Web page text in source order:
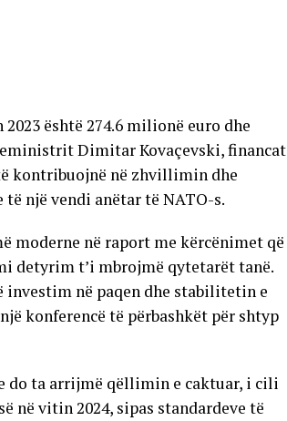
është 274.6 milionë euro dhe
Dimitar Kovaçevski, financat
kontribuojnë në zhvillimin dhe
një vendi anëtar të NATO-s.
në raport me kërcënimet që
detyrim t’i mbrojmë qytetarët tanë.
në paqen dhe stabilitetin e
konferencë të përbashkët për shtyp
do ta arrijmë qëllimin e caktuar, i cili
në vitin 2024, sipas standardeve të